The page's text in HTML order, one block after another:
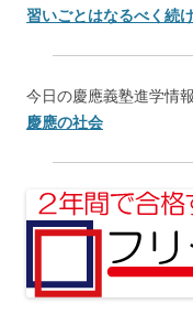
習いごとはなるべく続
今日の慶應義塾進学情報
慶應の社会